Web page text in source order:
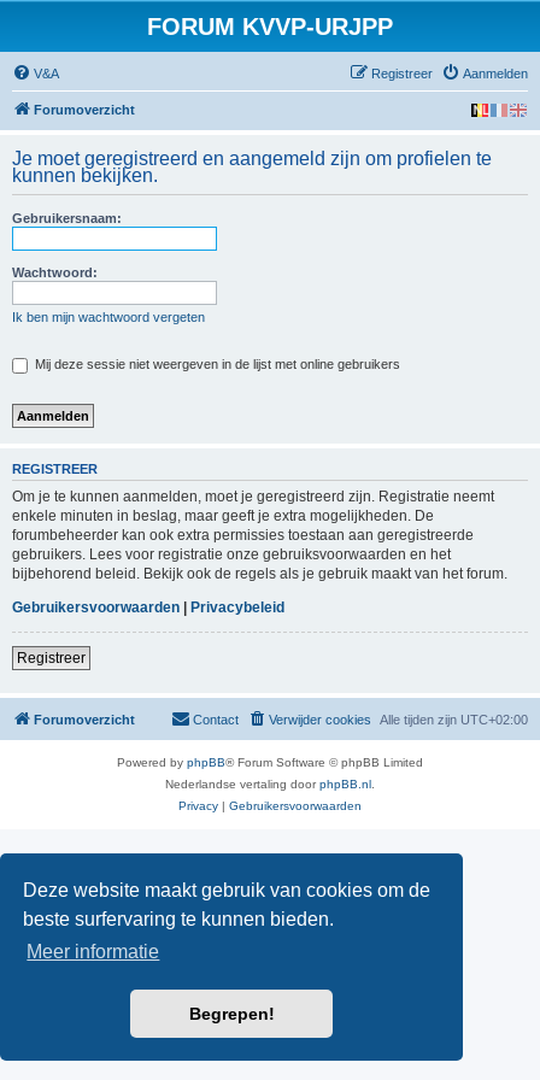
Deze website maakt gebruik van cookies om de
beste surfervaring te kunnen bieden.
Meer informatie
Begrepen!
FORUM KVVP-URJPP
V&A Aanmelden
Registreer
Forumoverzicht
Je moet geregistreerd en aangemeld zijn om profielen te
kunnen bekijken.
Gebruikersnaam:
Wachtwoord:
Ik ben mijn wachtwoord vergeten
Mij deze sessie niet weergeven in de lijst met online gebruikers
REGISTREER
Om je te kunnen aanmelden, moet je geregistreerd zijn. Registratie neemt
enkele minuten in beslag, maar geeft je extra mogelijkheden. De
forumbeheerder kan ook extra permissies toestaan aan geregistreerde
gebruikers. Lees voor registratie onze gebruiksvoorwaarden en het
bijbehorend beleid. Bekijk ook de regels als je gebruik maakt van het forum.
Gebruikersvoorwaarden
Privacybeleid
Registreer
Forumoverzicht Alle tijden zijn UTC+02:00
Verwijder cookies
Contact
Powered by phpBB® Forum Software © phpBB Limited
Nederlandse vertaling doorphpBB.nl
Privacy | Gebruikersvoorwaarden